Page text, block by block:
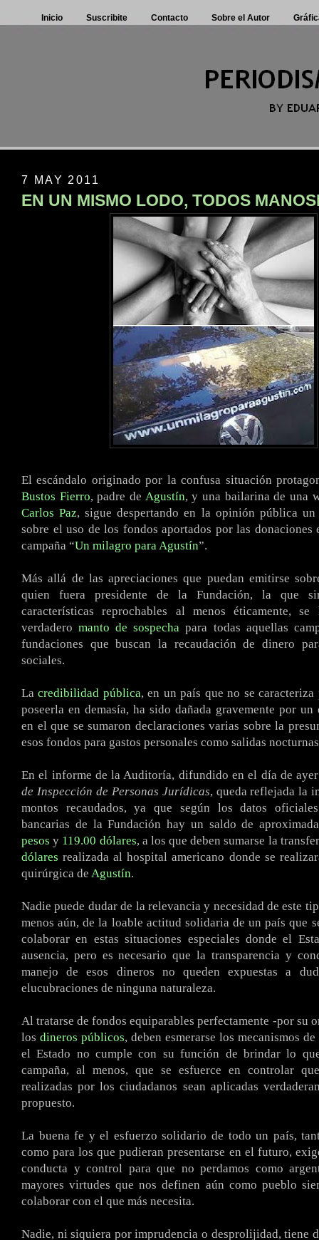
Inicio Suscribite Contacto Sobre el Autor
7 MAY 2011
EN UN MISMO LODO, TODOS
El escándalo originado por la confusa situación
Bustos Fierro, padre de Agustín, y una bailarina de una
Carlos Paz, sigue despertando en la opinión pública un
sobre el uso de los fondos aportados por las donaciones
campaña “Un milagro para Agustín”.
Más allá de las apreciaciones que puedan emitirse
quien fuera presidente de la Fundación, la que
características reprochables al menos éticamente,
verdaderomanto de sospecha para todas aquellas
fundaciones que buscan la recaudación de dinero
sociales.
Lacredibilidad pública, en un país que no se caracteriza
poseerla en demasía, ha sido dañada gravemente por
en el que se sumaron declaraciones varias sobre la
esos fondos para gastos personales como salidas
En el informe de la Auditoría, difundido en el día de
de Inspección de Personas Jurídicas, queda reflejada la
montos recaudados, ya que según los datos
bancarias de la Fundación hay un saldo de
pesos y 119.00 dólares, a los que deben sumarse la
dólares realizada al hospital americano donde se
quirúrgica de Agustín.
Nadie puede dudar de la relevancia y necesidad de este
menos aún, de la loable actitud solidaria de un país que
colaborar en estas situaciones especiales donde el
ausencia, pero es necesario que la transparencia y
manejo de esos dineros no queden expuestas a
elucubraciones de ninguna naturaleza.
Al tratarse de fondos equiparables perfectamente -por su
los dineros públicos, deben esmerarse los mecanismos
el Estado no cumple con su función de brindar lo
campaña, al menos, que se esfuerce en controlar
realizadas por los ciudadanos sean aplicadas
propuesto.
La buena fe y el esfuerzo solidario de todo un país,
como para los que pudieran presentarse en el futuro,
conducta y control para que no perdamos como
mayores virtudes que nos definen aún como pueblo
colaborar con el que más necesita.
Nadie, ni siquiera por imprudencia o desprolijidad, tiene